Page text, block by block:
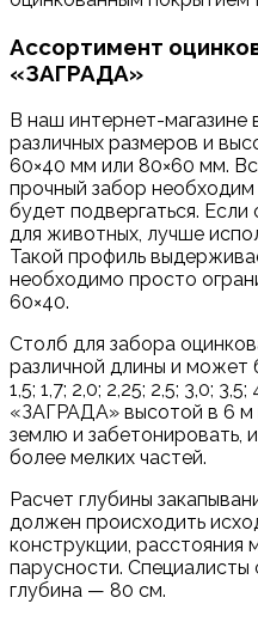
Ассортимент
«ЗАГРАДА»
В наш интернет-магазине
различных размеров и
60×40 мм или 80×60 мм.
прочный забор
будет подвергаться.
для животных, лучше
Такой профиль
необходимо просто
60×40.
Столб для забора
различной длины и может
1,5; 1,7; 2,0; 2,25; 2,5; 3,0;
«ЗАГРАДА» высотой в 6
землю и забетонировать,
более мелких частей.
Расчет глубины
должен происходить
конструкции, расстояния
парусности. Специалисты
глубина — 80 см.